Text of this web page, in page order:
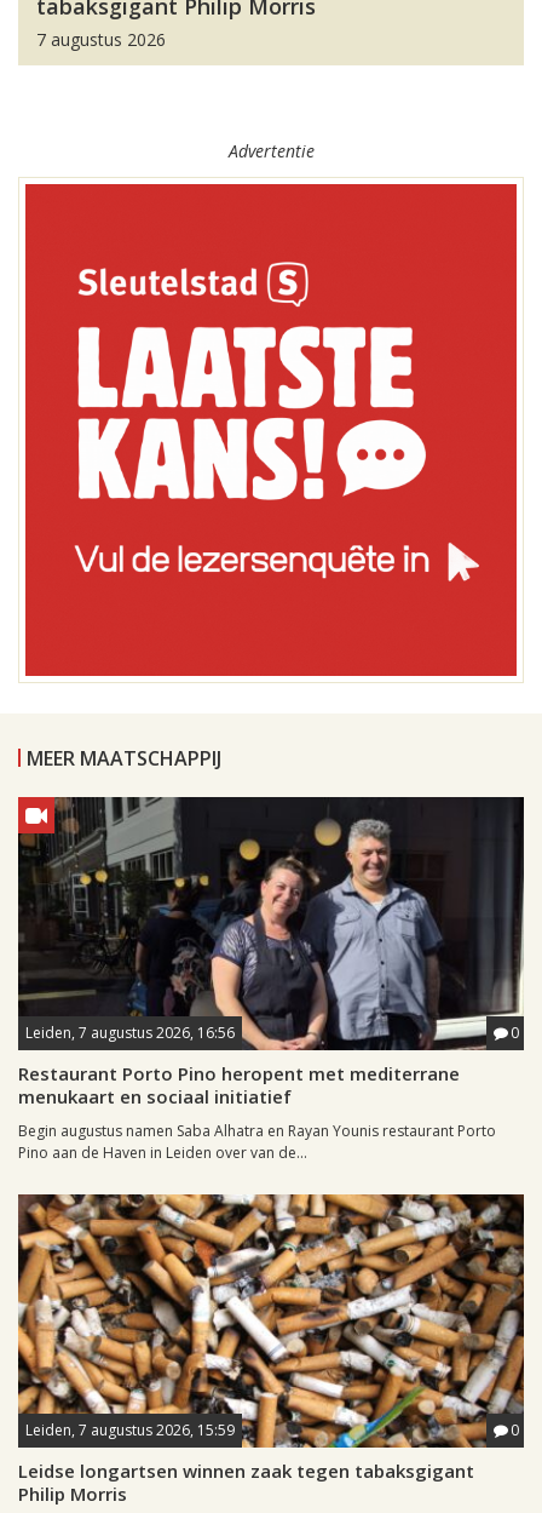
tabaksgigant Philip Morris
7 augustus 2026
Advertentie
MEER MAATSCHAPPIJ
Leiden, 7 augustus 2026, 16:56 0
Restaurant Porto Pino heropent met mediterrane
menukaart en sociaal initiatief
Begin augustus namen Saba Alhatra en Rayan Younis restaurant Porto
Pino aan de Haven in Leiden over van de...
Leiden, 7 augustus 2026, 15:59 0
Leidse longartsen winnen zaak tegen tabaksgigant
Philip Morris